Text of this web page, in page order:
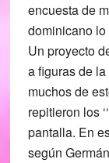
encuesta de
dominicano lo
Un proyecto
a figuras de
muchos de
repitieron los
pantalla. En
según